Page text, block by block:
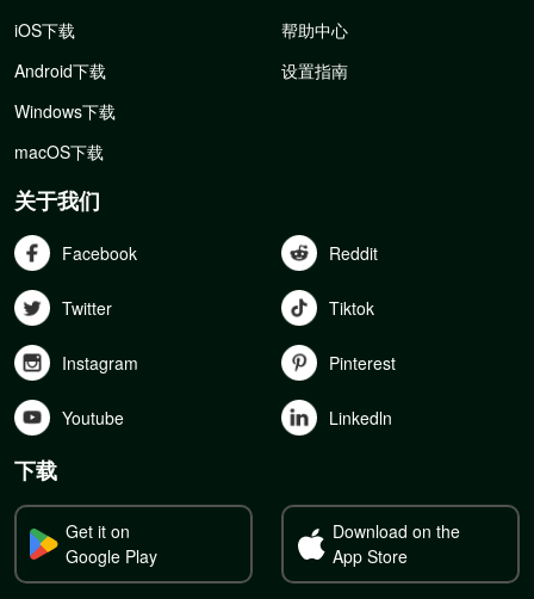
iOS下载
Android下载
Windows下载
macOS下载
帮助中心
设置指南
关于我们
Facebook Reddit
Twitter Tiktok
Instagram Pinterest
Youtube Linkedln
下载
Get it on
Google Play
Download on the
App Store